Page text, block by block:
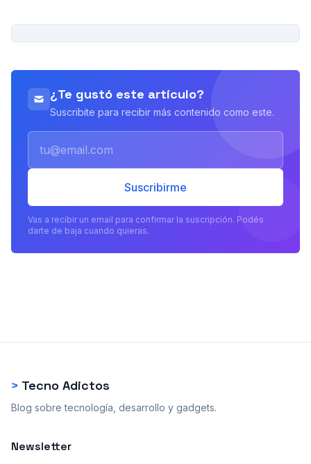
¿Te gustó este artículo?
Suscribite para recibir más contenido como este.
Suscribirme
Vas a recibir un email para confirmar la suscripción. Podés
darte de baja cuando quieras.
> Tecno Adictos
Blog sobre tecnología, desarrollo y gadgets.
Newsletter